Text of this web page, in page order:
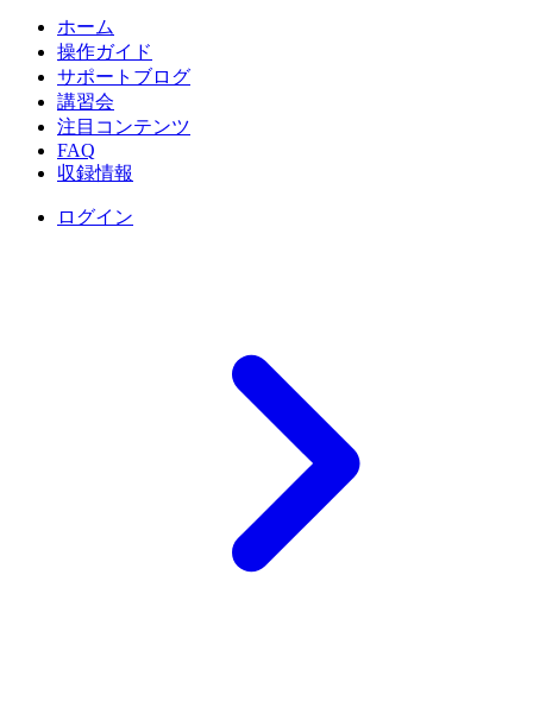
ホーム
操作ガイド
サポートブログ
講習会
注目コンテンツ
FAQ
収録情報
ログイン